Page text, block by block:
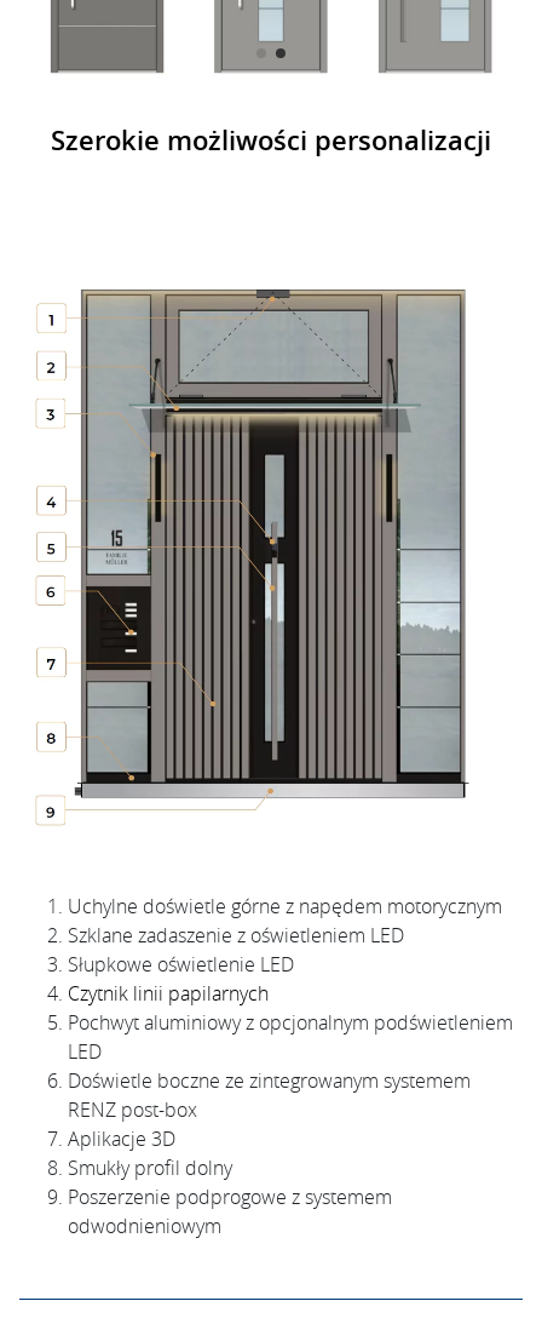
Szerokie możliwości personalizacji
Uchylne doświetle górne z napędem motorycznym
Szklane zadaszenie z oświetleniem LED
Słupkowe oświetlenie LED
Czytnik linii papilarnych
Pochwyt aluminiowy z opcjonalnym podświetleniem
LED
Doświetle boczne ze zintegrowanym systemem
RENZ post-box
Aplikacje 3D
Smukły profil dolny
Poszerzenie podprogowe z systemem
odwodnieniowym